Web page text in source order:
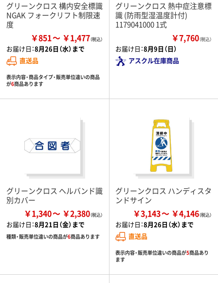
グリーンクロス 構内安全標識
NGAK フォークリフト制限速
度
￥851 ￥1,477
お届け日：8月26日（水）まで
直送品
表示内容・商品タイプ・販売単位違いの商品
が6商品あります
グリーンクロス 熱中症注意標
識 (防雨型湿温度計付)
1179041000 1式
￥7,760（税込）
お届け日：8月9日（日）
アスクル在庫商品
グリーンクロス ヘルバンド識
別カバー
￥1,340 ￥2,380
お届け日：8月21日（金）まで
種類・販売単位違いの商品が6商品あります
グリーンクロス ハンディスタ
ンドサイン
￥3,143 ￥4,146
お届け日：8月26日（水）まで
直送品
表示内容・販売単位違いの商品が5商品あり
ます